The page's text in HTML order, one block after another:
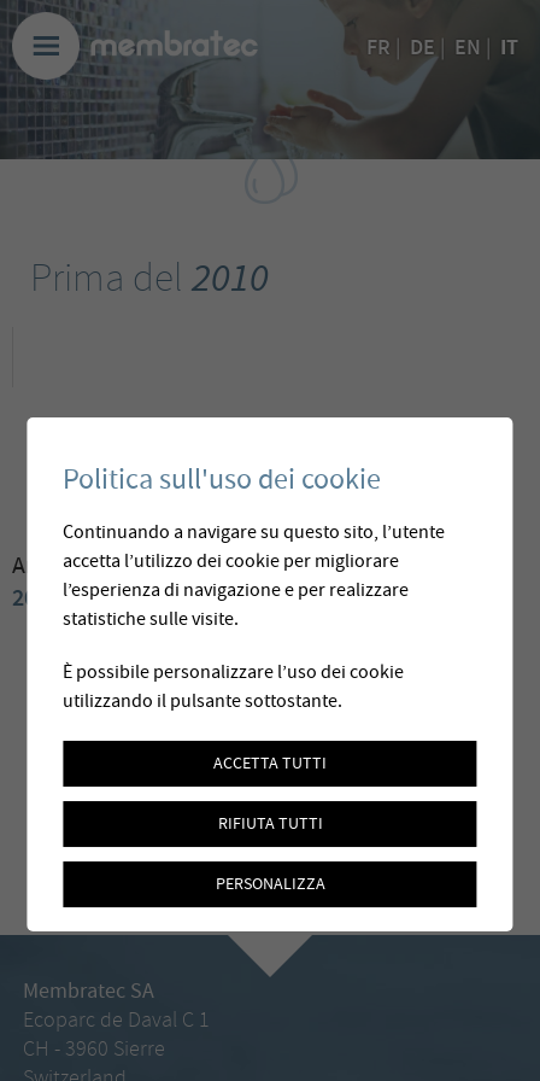
FR DE EN IT
Prima del 2010
Archives:2009 2008 2007 2006 2004
2001
2000
Membratec SA
Ecoparc de Daval C 1
CH - 3960 Sierre
Politica sull'uso dei cookie
Continuando a navigare su questo sito, l’utente
accetta l’utilizzo dei cookie per migliorare
l’esperienza di navigazione e per realizzare
statistiche sulle visite.
È possibile personalizzare l’uso dei cookie
utilizzando il pulsante sottostante.
ACCETTA TUTTI
RIFIUTA TUTTI
PERSONALIZZA